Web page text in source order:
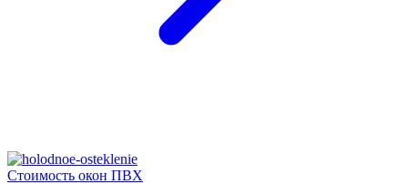
Стоимость окон ПВХ